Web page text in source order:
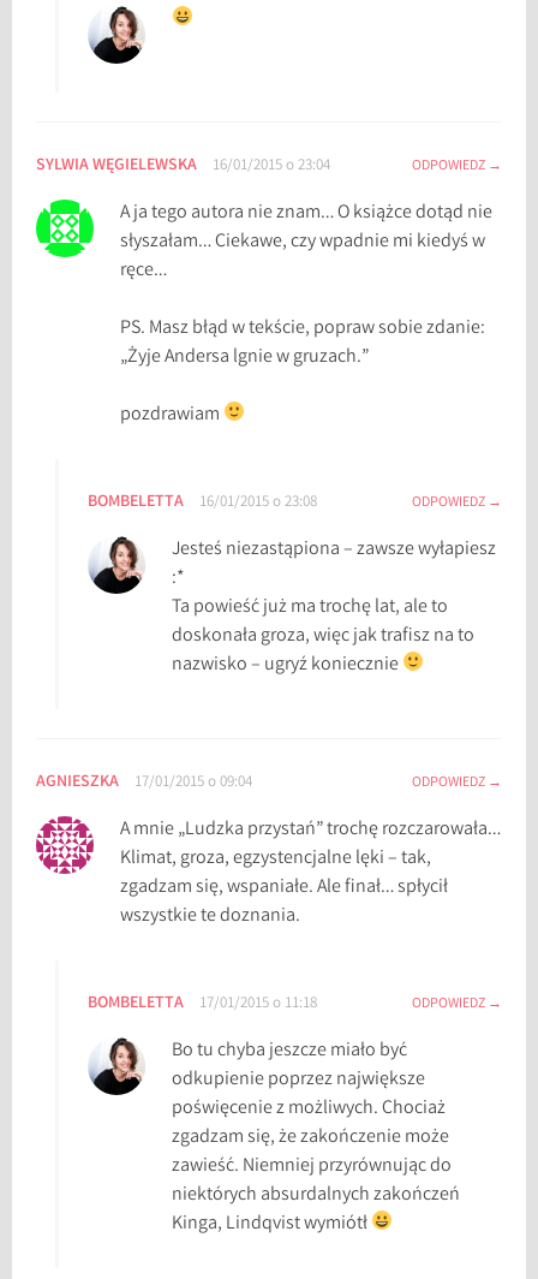
SYLWIA WĘGIELEWSKA 16/01/2015 o 23:04 ODPOWIEDZ
A ja tego autora nie znam… O książce dotąd nie
słyszałam… Ciekawe, czy wpadnie mi kiedyś w
ręce…
PS. Masz błąd w tekście, popraw sobie zdanie:
„Żyje Andersa lgnie w gruzach.”
pozdrawiam
BOMBELETTA 16/01/2015 o 23:08 ODPOWIEDZ
Jesteś niezastąpiona – zawsze wyłapiesz
:*
Ta powieść już ma trochę lat, ale to
doskonała groza, więc jak trafisz na to
nazwisko – ugryź koniecznie
AGNIESZKA 17/01/2015 o 09:04 ODPOWIEDZ
A mnie „Ludzka przystań” trochę rozczarowała…
Klimat, groza, egzystencjalne lęki – tak,
zgadzam się, wspaniałe. Ale finał… spłycił
wszystkie te doznania.
BOMBELETTA 17/01/2015 o 11:18 ODPOWIEDZ
Bo tu chyba jeszcze miało być
odkupienie poprzez największe
poświęcenie z możliwych. Chociaż
zgadzam się, że zakończenie może
zawieść. Niemniej przyrównując do
niektórych absurdalnych zakończeń
Kinga, Lindqvist wymiótł